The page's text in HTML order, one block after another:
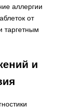
аллергии
от
таргетным
и